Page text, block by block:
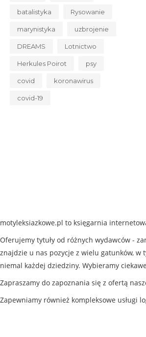
batalistyka Rysowanie
marynistyka uzbrojenie
DREAMS Lotnictwo
Herkules Poirot psy
covid koronawirus
covid-19
motyleksiazkowe.pl to księgarnia
Oferujemy tytuły od różnych wydawców -
znajdzie u nas pozycje z wielu gatunków, w
niemal każdej dziedziny. Wybieramy
Zapraszamy do zapoznania się z ofertą
Zapewniamy również kompleksowe usługi